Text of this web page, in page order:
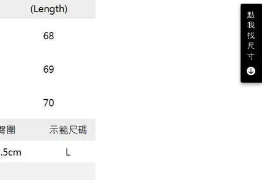
點
我
找
尺
寸